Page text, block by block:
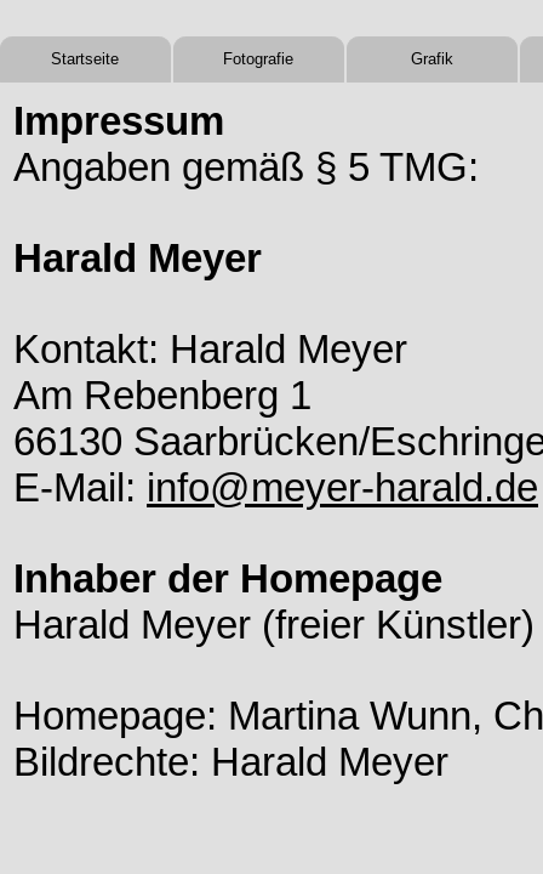
Startseite Fotografie Grafik
Impressum
Angaben gemäß § 5 TMG:
Harald Meyer
Kontakt: Harald Meyer
Am Rebenberg 1
66130 Saarbrücken/
E-Mail: info@meyer-harald.de
Inhaber der Homepage
Harald Meyer (freier Künstler)
Homepage: Martina Wunn,
Bildrechte: Harald Meyer